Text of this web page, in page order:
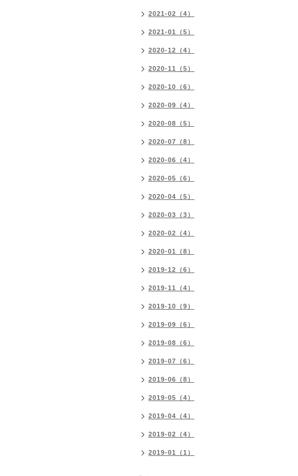
2021-02（4）
2021-01（5）
2020-12（4）
2020-11（5）
2020-10（6）
2020-09（4）
2020-08（5）
2020-07（8）
2020-06（4）
2020-05（6）
2020-04（5）
2020-03（3）
2020-02（4）
2020-01（8）
2019-12（6）
2019-11（4）
2019-10（9）
2019-09（6）
2019-08（6）
2019-07（6）
2019-06（8）
2019-05（4）
2019-04（4）
2019-02（4）
2019-01（1）